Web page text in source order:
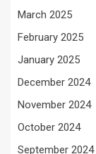
March 2025
February 2025
January 2025
December 2024
November 2024
October 2024
September 2024